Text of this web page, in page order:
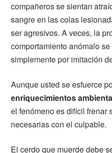
compañeros se sientan
sangre en las colas
ser agresivos. A veces, la
comportamiento anómalo
simplemente por imitación
Aunque usted se esfuerce
enriquecimientos
el fenómeno es difícil frenar
necesarias con el culpable.
El cerdo que muerde debe